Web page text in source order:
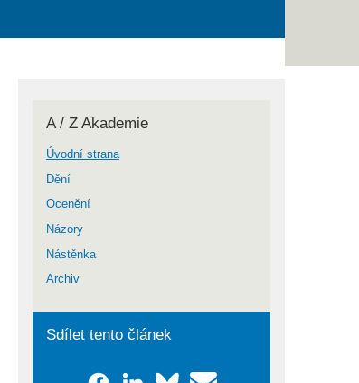
A / Z Akademie
Úvodní strana
Dění
Ocenění
Názory
Nástěnka
Archiv
Sdílet tento článek